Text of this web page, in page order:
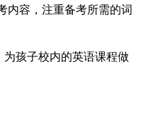
容，注重备考所需的词
孩子校内的英语课程做